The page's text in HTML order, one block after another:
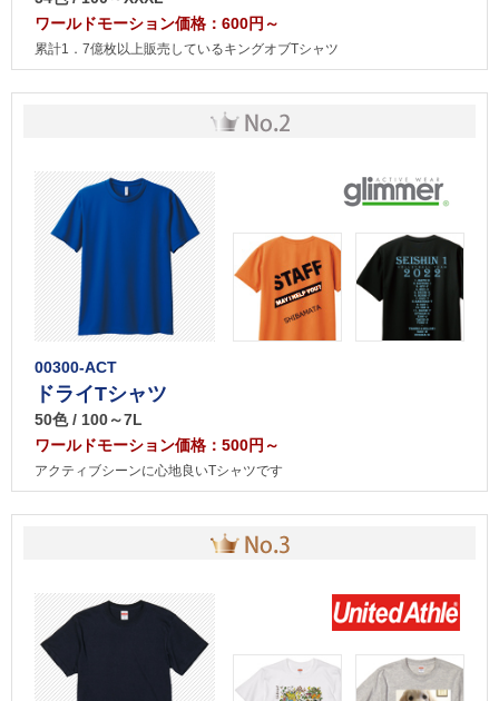
ワールドモーション価格：600円～
累計1．7億枚以上販売しているキングオブTシャツ
00300-ACT
ドライTシャツ
50色 / 100～7L
ワールドモーション価格：500円～
アクティブシーンに心地良いTシャツです